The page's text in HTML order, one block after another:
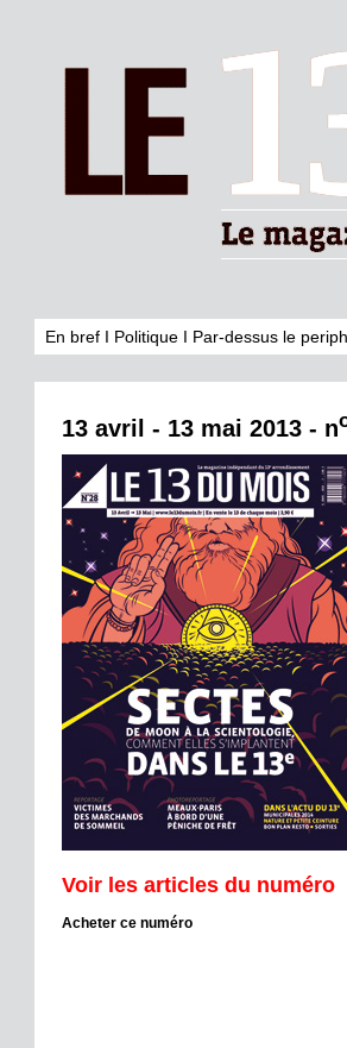
En bref I Politique I Par-dessus le
13 avril - 13 mai 2013 - n
Voir les articles du numéro
Acheter ce numéro